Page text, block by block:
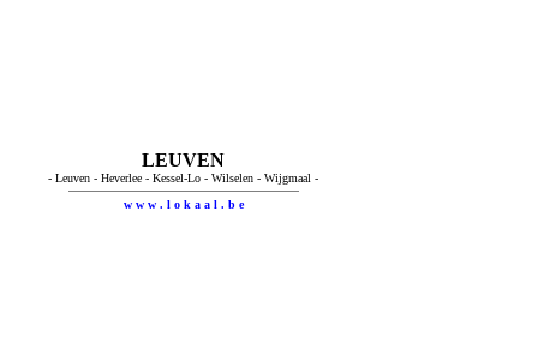
LEUVEN
- Leuven - Heverlee - Kessel-Lo - Wilselen - Wijgmaal -
w w w . l o k a a l . b e